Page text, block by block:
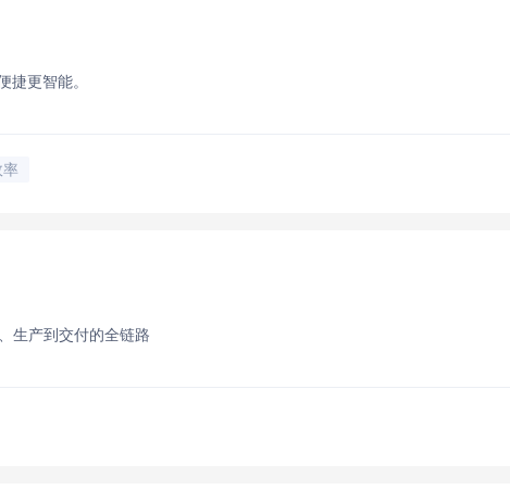
捷更智能。
生产到交付的全链路